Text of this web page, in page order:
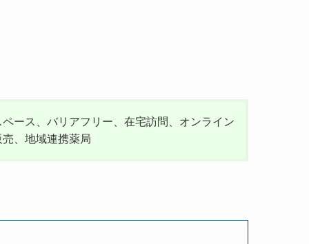
ース、バリアフリー、在宅訪問、オンライン
、地域連携薬局